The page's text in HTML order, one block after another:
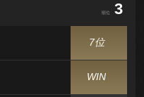
順位 3
7位
WIN